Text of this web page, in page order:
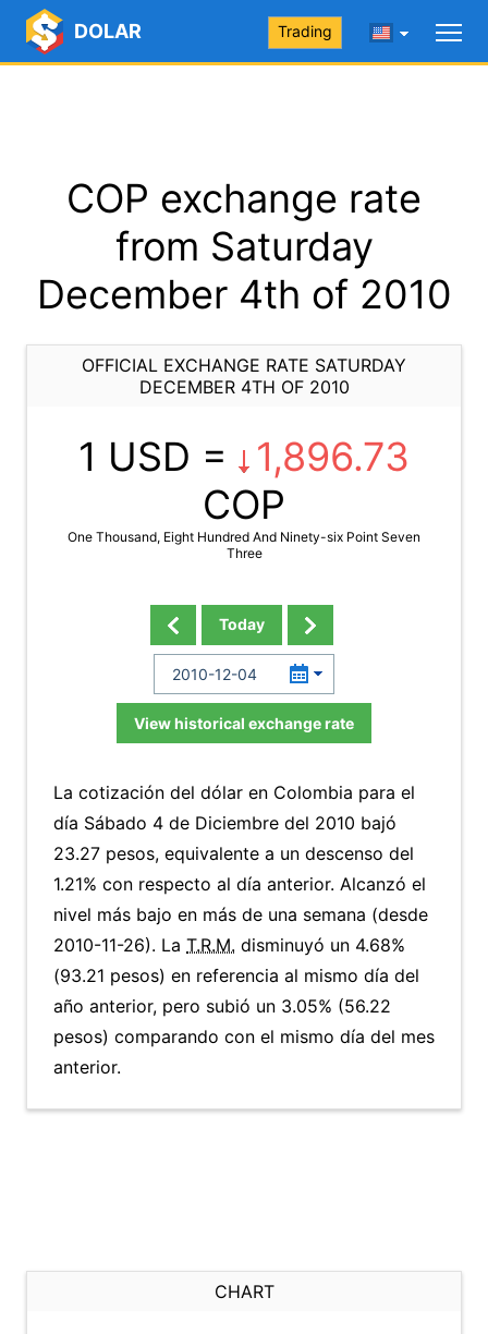
DOLAR Trading
COP exchange rate
from Saturday
December 4th of 2010
OFFICIAL EXCHANGE RATE SATURDAY
DECEMBER 4TH OF 2010
1 USD =
1,896.73
COP
One Thousand, Eight Hundred And Ninety-six Point Seven
Three
Today
View historical exchange rate
La cotización del dólar en Colombia para el
día Sábado 4 de Diciembre del 2010 bajó
23.27 pesos, equivalente a un descenso del
1.21% con respecto al día anterior. Alcanzó el
nivel más bajo en más de una semana (desde
2010-11-26). La T.R.M. disminuyó un 4.68%
(93.21 pesos) en referencia al mismo día del
año anterior, pero subió un 3.05% (56.22
pesos) comparando con el mismo día del mes
anterior.
CHART